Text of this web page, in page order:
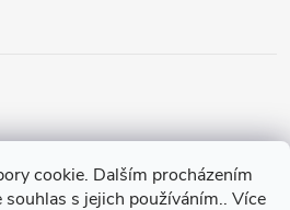
cookie. Dalším procházením
s jejich používáním.. Více
& C. . Všechna práva vyhrazena.
Upravit